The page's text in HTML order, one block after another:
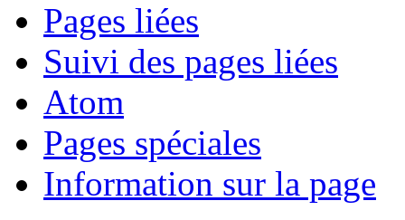
Pages liées
Suivi des pages liées
Atom
Pages spéciales
Information sur la page